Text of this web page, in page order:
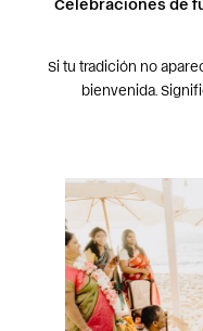
Celebraciones de
Si tu tradición no
bienvenida.